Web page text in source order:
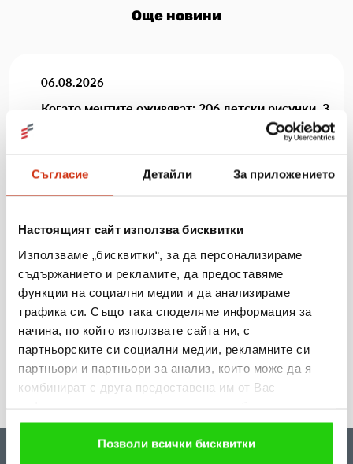
Съгласие Детайли За приложението
Настоящият сайт използва бисквитки
Използваме „бисквитки“, за да персонализираме
съдържанието и рекламите, да предоставяме
функции на социални медии и да анализираме
трафика си. Също така споделяме информация за
начина, по който използвате сайта ни, с
партньорските си социални медии, рекламните си
партньори и партньори за анализ, които може да я
комбинират с друга предоставена им от Вас
ползването от Ваша страна на услугите им. Ако
продължавате да използвате нашия уебсайт, Вие се
Позволи всички бисквитки
Още новини
06.08.2026
Когато мечтите оживяват: 206 детски рисунки, 3
Виж повече
31.07.2026
„Мобилен кабинет за репродуктивно здраве“
посети три населени места в община Разград
Виж повече
ЗА НАС